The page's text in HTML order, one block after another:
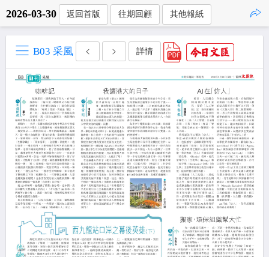
2026-03-30 返回首版 往期回顧 其他報紙
B03 采風 詳情